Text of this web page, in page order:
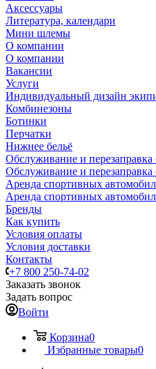
Аксессуары
Литература, календари
Мини шлемы
О компании
О компании
Вакансии
Услуги
Индивидуальный дизайн
Комбинезоны
Ботинки
Перчатки
Нижнее бельё
Обслуживание и
Обслуживание и
Аренда спортивных
Аренда спортивных
Бренды
Как купить
Условия оплаты
Условия доставки
Контакты
+7 800 250-74-02
Заказать звонок
Задать вопрос
Войти
Корзина0
Избранные товары0